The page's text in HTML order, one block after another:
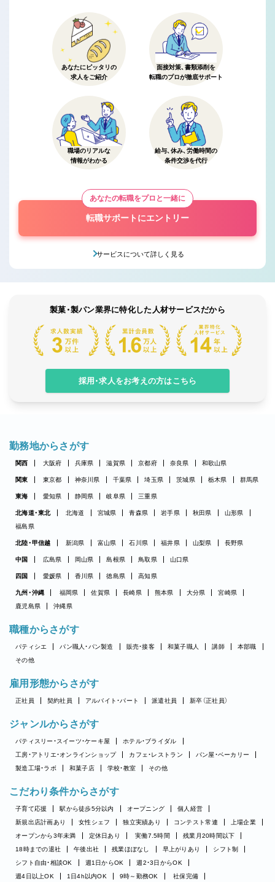
あなたにピッタリの
求人をご紹介
面接対策、書類添削を
転職のプロが徹底サポート
職場のリアルな
情報がわかる
給与、休み、労働時間の
条件交渉を代行
あなたの転職をプロと一緒に
転職サポートにエントリー
サービスについて詳しく見る
製菓・製パン業界に特化した人材サービスだから
採用・求人をお考えの方はこちら
勤務地からさがす
関西 大阪府 兵庫県 滋賀県 京都府 奈良県 和歌山県
関東 東京都 神奈川県 千葉県 埼玉県 茨城県 栃木県 群馬県
東海 愛知県 静岡県 岐阜県 三重県
北海道・東北 北海道 宮城県 青森県 岩手県 秋田県
山形県
福島県
北陸・甲信越 新潟県 富山県 石川県 福井県 山梨県 長野県
中国 広島県 岡山県 島根県 鳥取県 山口県
四国 愛媛県 香川県 徳島県 高知県
九州・沖縄 福岡県 佐賀県 長崎県 熊本県 大分県
宮崎県
鹿児島県
沖縄県
職種からさがす
パティシエ パン職人・パン製造 販売・接客 和菓子職人 講師
本部職
その他
雇用形態からさがす
正社員 契約社員 アルバイト・パート 派遣社員 新卒（正社員）
ジャンルからさがす
パティスリー・スイーツ・ケーキ屋
ホテル・ブライダル
工房・アトリエ・オンラインショップ
カフェ・レストラン
パン屋・ベーカリー
製造工場・ラボ
和菓子店 学校・教室 その他
こだわり条件からさがす
子育て応援 駅から徒歩5分以内 オープニング
個人経営
新規出店計画あり
女性シェフ 独立実績あり コンテスト常連
上場企業
オープンから3年未満
定休日あり 実働7.5時間
残業月20時間以下
18時までの退社
午後出社 残業ほぼなし 早上がりあり
シフト制
シフト自由・相談OK
週1日からOK
週2・3日からOK
週4日以上OK
1日4h以内OK 9時～勤務OK
社保完備